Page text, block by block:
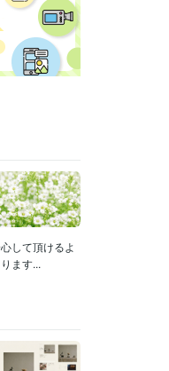
して頂けるよ
ます...